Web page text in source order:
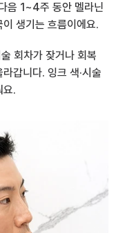
음 1~4주 동안 멜라닌
생기는 흐름이에요.
회차가 잦거나 회복
갑니다. 잉크 색·시술
요.